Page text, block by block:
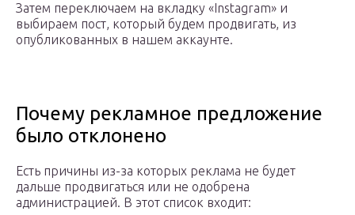
Затем переключаем на вкладку «Instagram» и
выбираем пост, который будем продвигать, из
опубликованных в нашем аккаунте.
Почему рекламное предложение
было отклонено
Есть причины из-за которых реклама не будет
дальше продвигаться или не одобрена
администрацией. В этот список входит: